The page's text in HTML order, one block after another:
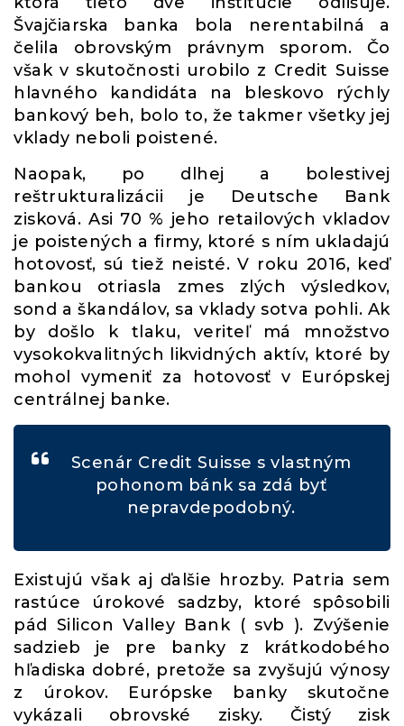
Švajčiarska banka bola nerentabilná a
čelila obrovským právnym sporom. Čo
však v skutočnosti urobilo z Credit Suisse
hlavného kandidáta na bleskovo rýchly
bankový beh, bolo to, že takmer všetky jej
vklady neboli poistené.
Naopak, po dlhej a bolestivej
reštrukturalizácii je Deutsche Bank
zisková. Asi 70 % jeho retailových vkladov
je poistených a firmy, ktoré s ním ukladajú
hotovosť, sú tiež neisté. V roku 2016, keď
bankou otriasla zmes zlých výsledkov,
sond a škandálov, sa vklady sotva pohli. Ak
by došlo k tlaku, veriteľ má množstvo
vysokokvalitných likvidných aktív, ktoré by
mohol vymeniť za hotovosť v Európskej
centrálnej banke.
Scenár Credit Suisse s vlastným
pohonom bánk sa zdá byť
nepravdepodobný.
Existujú však aj ďalšie hrozby. Patria sem
rastúce úrokové sadzby, ktoré spôsobili
pád Silicon Valley Bank ( svb ). Zvýšenie
sadzieb je pre banky z krátkodobého
hľadiska dobré, pretože sa zvyšujú výnosy
z úrokov. Európske banky skutočne
vykázali obrovské zisky. Čistý zisk